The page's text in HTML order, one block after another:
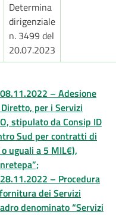
Determina
dirigenziale
n. 3499 del
20.07.2023
– Adesione
per i Servizi
stipulato da Consip ID
Sud per contratti di
uguali a 5 MIL€),
– Procedura
dei Servizi
denominato “Servizi